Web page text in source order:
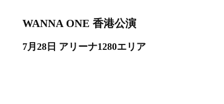
WANNA ONE 香港公演
7月28日 アリーナ1280エリア